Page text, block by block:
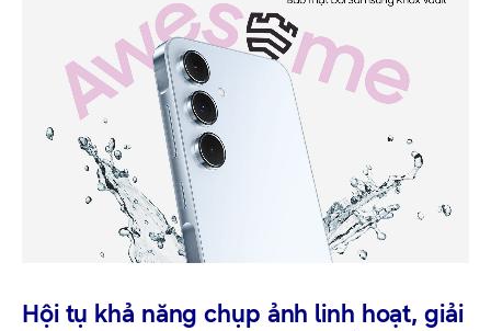
Hội tụ khả năng chụp ảnh linh hoạt, giải